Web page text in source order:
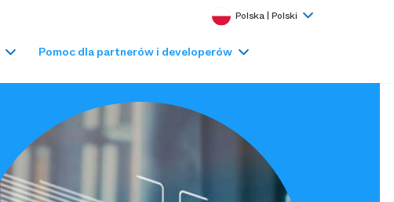
Polska | Polski
Pomoc dla partnerów i developerów